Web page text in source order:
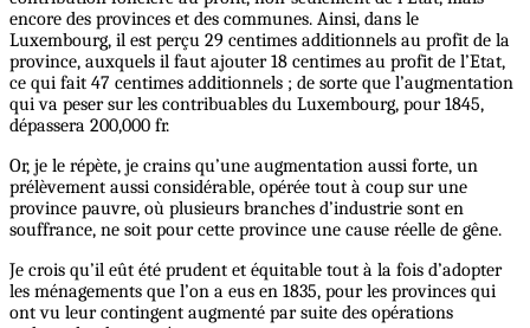
encore des provinces et des communes. Ainsi, dans le
Luxembourg, il est perçu 29 centimes additionnels au profit de la
province, auxquels il faut ajouter 18 centimes au profit de l’Etat,
ce qui fait 47 centimes additionnels ; de sorte que l’augmentation
qui va peser sur les contribuables du Luxembourg, pour 1845,
dépassera 200,000 fr.
Or, je le répète, je crains qu’une augmentation aussi forte, un
prélèvement aussi considérable, opérée tout à coup sur une
province pauvre, où plusieurs branches d’industrie sont en
souffrance, ne soit pour cette province une cause réelle de gêne.
Je crois qu’il eût été prudent et équitable tout à la fois d’adopter
les ménagements que l’on a eus en 1835, pour les provinces qui
ont vu leur contingent augmenté par suite des opérations